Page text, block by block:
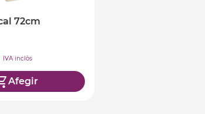
72cm
IVA inclòs
Afegir